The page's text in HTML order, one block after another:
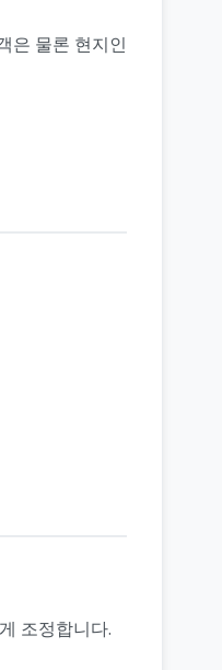
은 물론 현지인
조정합니다.